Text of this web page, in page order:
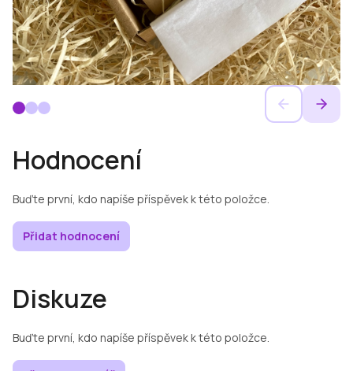
Hodnocení
Buďte první, kdo napíše příspěvek k této položce.
Přidat hodnocení
Diskuze
Buďte první, kdo napíše příspěvek k této položce.